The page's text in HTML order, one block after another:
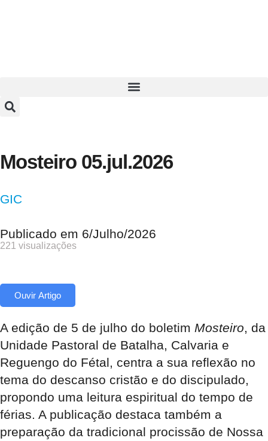
Mosteiro 05.jul.2026
GIC
Publicado em 6/Julho/2026
221 visualizações
Ouvir Artigo
A edição de 5 de julho do boletim Mosteiro, da
Unidade Pastoral de Batalha, Calvaria e
Reguengo do Fétal, centra a sua reflexão no
tema do descanso cristão e do discipulado,
propondo uma leitura espiritual do tempo de
férias. A publicação destaca também a
preparação da tradicional procissão de Nossa